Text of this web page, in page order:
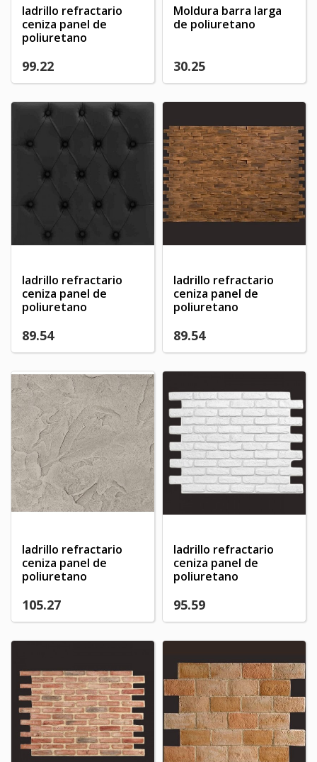
ladrillo refractario
ceniza panel de
poliuretano
99.22
Moldura barra larga
de poliuretano
30.25
ladrillo refractario
ceniza panel de
poliuretano
89.54
ladrillo refractario
ceniza panel de
poliuretano
89.54
ladrillo refractario
ceniza panel de
poliuretano
105.27
ladrillo refractario
ceniza panel de
poliuretano
95.59